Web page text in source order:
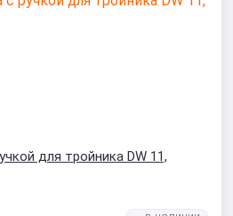
для тройника DW 11,